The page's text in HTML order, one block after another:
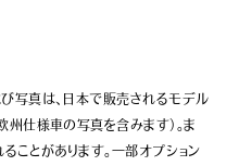
写真は、日本で販売されるモデル
州仕様車の写真を含みます）。ま
ことがあります。一部オプション